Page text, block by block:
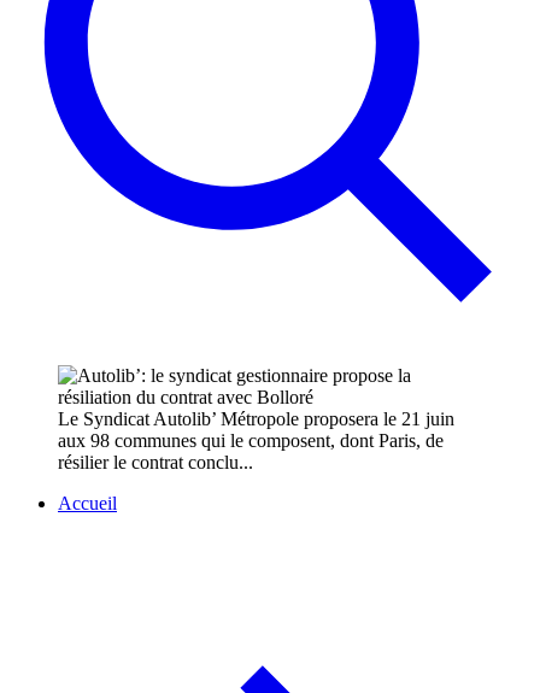
Le Syndicat Autolib’ Métropole proposera le 21 juin
aux 98 communes qui le composent, dont Paris, de
résilier le contrat conclu...
Accueil